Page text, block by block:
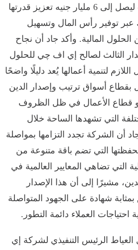
برنامج إصدار السندات ليصل إلى 6 مليار جنيه تعزيز قدرتها
عبر توفير رأس المال وتسهيل
المالية. وأكد جاد أن نجاح
الثالث لصالح إي اف چي للحلول
اللازم لتنمية أعمالها يُعد دليلًا واضحًا
بقطاع أسواق ترتيب وإصدار الدين
قطاع الأعمال في ظل الظروف
التي تشهدها الساحة خلال
أن الشركة تجدد التزامها بمواصلة
التي تضم باقة متنوعة من
التي تضاهي المعايير العالمية في
مشيرًا إلى أن هذا الإصدار
بمثابة شهادة على الجهود المتواصلة
احتياجات العملاء دائمة التطور.
الرئيس التنفيذي لشركة إي